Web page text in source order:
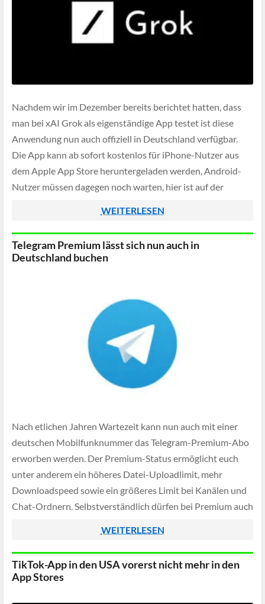
Nachdem wir im Dezember bereits berichtet hatten, dass
man bei xAI Grok als eigenständige App testet ist diese
Anwendung nun auch offiziell in Deutschland verfügbar.
Die App kann ab sofort kostenlos für iPhone-Nutzer aus
dem Apple App Store heruntergeladen werden, Android-
Nutzer müssen dagegen noch warten, hier ist auf der
WEITERLESEN
Telegram Premium lässt sich nun auch in
Deutschland buchen
Nach etlichen Jahren Wartezeit kann nun auch mit einer
deutschen Mobilfunknummer das Telegram-Premium-Abo
erworben werden. Der Premium-Status ermöglicht euch
unter anderem ein höheres Datei-Uploadlimit, mehr
Downloadspeed sowie ein größeres Limit bei Kanälen und
Chat-Ordnern. Selbstverständlich dürfen bei Premium auch
fehlen, weitere Übersetzungsmöglichkeiten und keine
Werbeanzeigen gehören ebenso dazu.
WEITERLESEN
TikTok-App in den USA vorerst nicht mehr in den
App Stores